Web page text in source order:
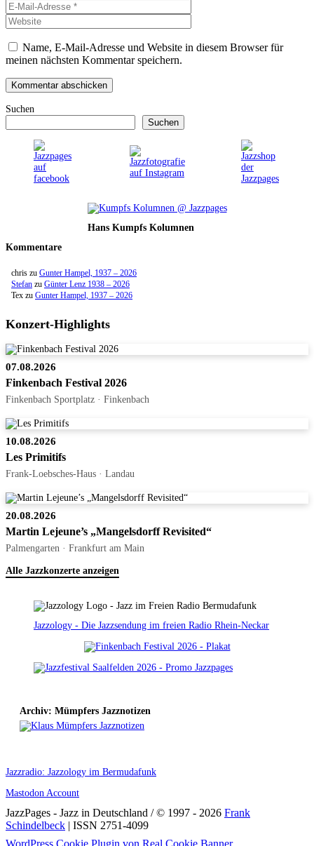
Mail-
Adresse
Name, E-Mail-Adresse und Website in diesem Browser für
meinen nächsten Kommentar speichern.
Suchen
Suchen
Hans Kumpfs Kolumnen
Kommentare
chris zu Gunter Hampel, 1937 – 2026
Stefan zu Günter Lenz 1938 – 2026
Tex zu Gunter Hampel, 1937 – 2026
Konzert-Highlights
07.08.2026
Finkenbach Festival 2026
Finkenbach Sportplatz · Finkenbach
10.08.2026
Les Primitifs
Frank-Loebsches-Haus · Landau
20.08.2026
Martin Lejeune’s „Mangelsdorff Revisited“
Palmengarten · Frankfurt am Main
Alle Jazzkonzerte anzeigen
Jazzology - Die Jazzsendung im freien Radio Rhein-Neckar
Archiv: Mümpfers Jazznotizen
Jazzradio: Jazzology im Bermudafunk
Mastodon Account
JazzPages - Jazz in Deutschland / © 1997 - 2026 Frank
Schindelbeck | ISSN 2751-4099
Scroll
WordPress Cookie Plugin von Real Cookie Banner